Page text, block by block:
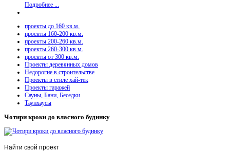
Подробнее ...
проекты до 160 кв.м.
проекты 160-200 кв.м.
проекты 200-260 кв.м.
проекты 260-300 кв.м.
проекты от 300 кв.м.
Проекты деревянных домов
Недорогие в строительстве
Проекты в стиле хай-тек
Проекты гаражей
Сауны, Бани, Беседки
Таунхаусы
Чотири кроки до власного будинку
Найти свой проект